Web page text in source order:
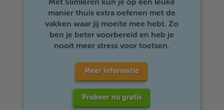
Met Slimleren kun je op een leuke
manier thuis extra oefenen met de
vakken waar jij moeite mee hebt. Zo
ben je beter voorbereid en heb je
nooit meer stress voor toetsen.
Meer informatie
Probeer nu gratis